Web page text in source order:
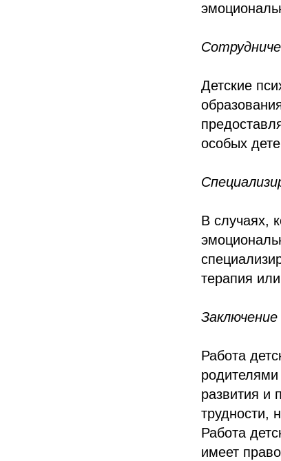
Детские
особых
В случаях,
терапия
Заключение
Работа
родителями
развития и
трудности,
Работа
имеет